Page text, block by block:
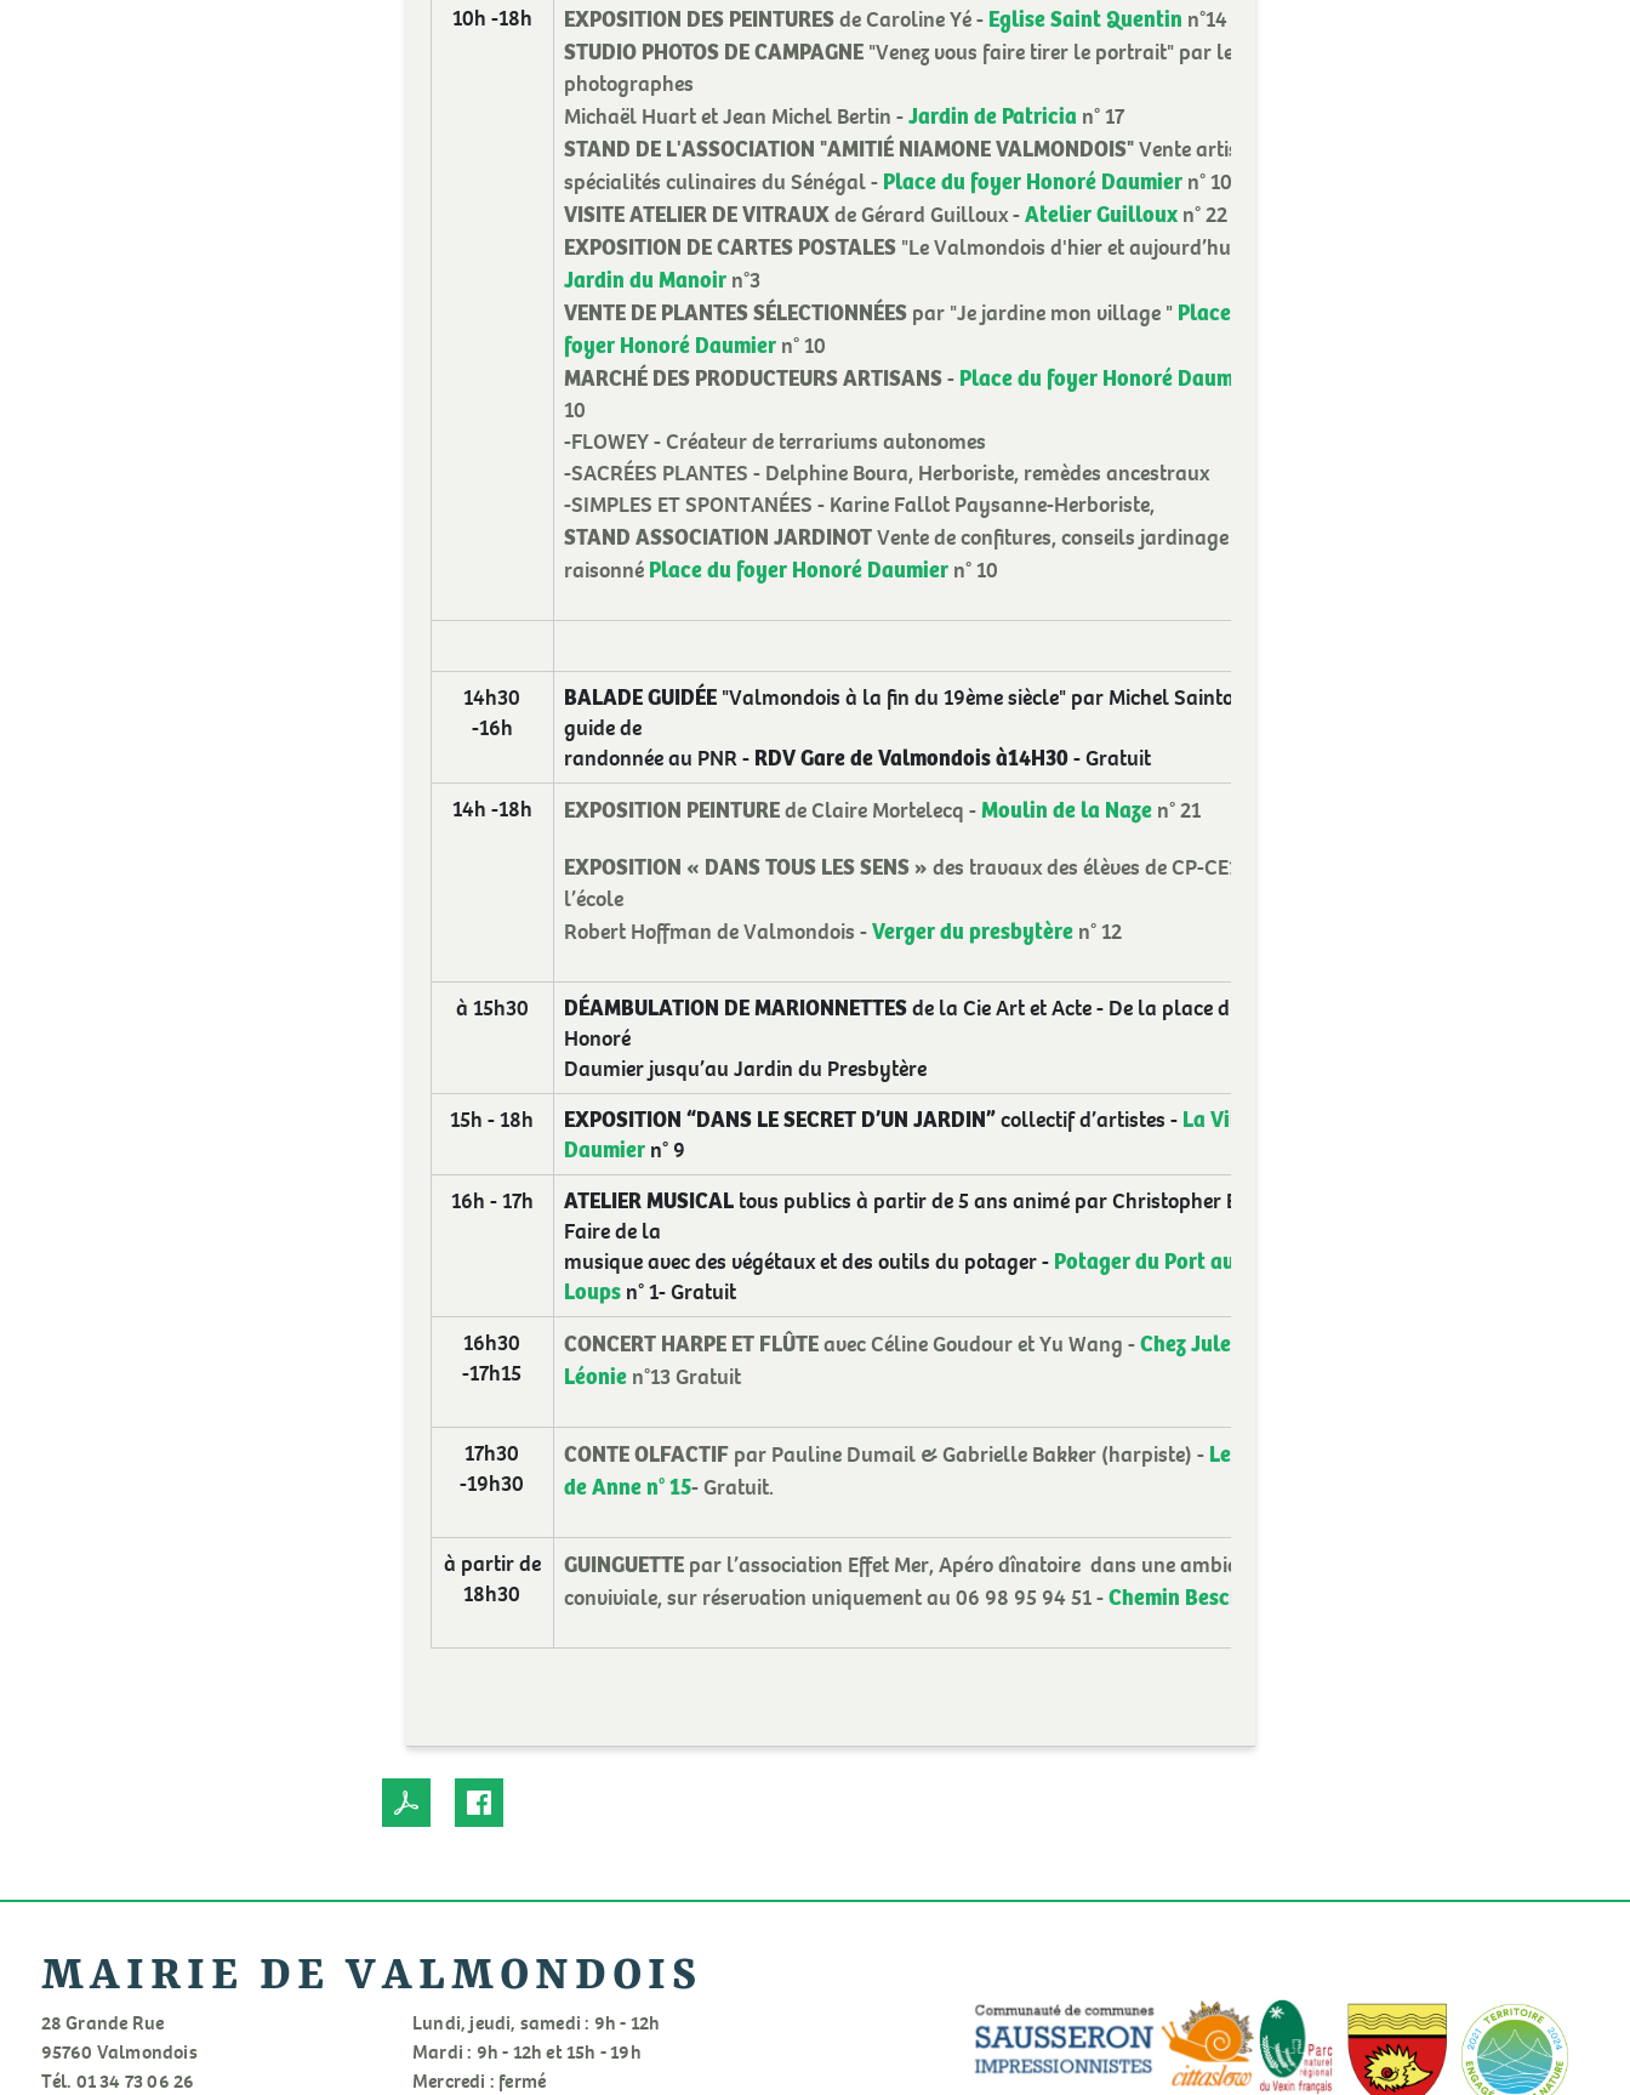
10h -18h
EXPOSITION DES PEINTURESde Caroline Yé - Eglise Saint Quentin n°14
STUDIO PHOTOS DE CAMPAGNE"Venez vous faire tirer le portrait" par les
photographes
Michaël Huart et Jean Michel Bertin -Jardin de Patricia n° 17
STAND DE L'ASSOCIATION "AMITIÉ NIAMONE VALMONDOIS"Vente artisanat,
spécialités culinaires du Sénégal - Place du foyer Honoré Daumiern° 10
VISITE ATELIER DE VITRAUXde Gérard Guilloux -Atelier Guillouxn° 22
EXPOSITION DE CARTES POSTALES"Le Valmondois d'hier et aujourd’hui"
Jardin du Manoirn°3
VENTE DE PLANTES SÉLECTIONNÉESpar "Je jardine mon village " Place du
foyer Honoré Daumiern° 10
MARCHÉ DES PRODUCTEURS ARTISANS- Place du foyer Honoré Daumier
10
-FLOWEY - Créateur de terrariums autonomes
-SACRÉES PLANTES - Delphine Boura, Herboriste, remèdes ancestraux
-SIMPLES ET SPONTANÉES - Karine Fallot Paysanne-Herboriste,
STAND ASSOCIATION JARDINOTVente de confitures, conseils jardinage
raisonné Place du foyer Honoré Daumiern° 10
14h30
-16h
BALADE GUIDÉE"Valmondois à la fin du 19ème siècle" par Michel Saintoul,
guide de
randonnée au PNR - RDV Gare de Valmondois à14H30- Gratuit
14h -18h
EXPOSITION PEINTUREde Claire Mortelecq -Moulin de la Nazen° 21
EXPOSITION « DANS TOUS LES SENS » des travaux des élèves de CP-CE1 de
l’école
Robert Hoffman de Valmondois -Verger du presbytèren° 12
à 15h30 DÉAMBULATION DE MARIONNETTESde la Cie Art et Acte - De la place du foyer
Honoré
Daumier jusqu’au Jardin du Presbytère
15h - 18h
EXPOSITION “DANS LE SECRET D’UN JARDIN”collectif d’artistes - La Villa
Daumiern° 9
16h - 17h
ATELIER MUSICALtous publics à partir de 5 ans animé par Christopher Brook.
Faire de la
musique avec des végétaux et des outils du potager - Potager du Port aux
Loupsn° 1- Gratuit
16h30
-17h15
CONCERT HARPE ET FLÛTEavec Céline Goudour et Yu Wang -Chez Jules et
Léonien°13 Gratuit
17h30
-19h30
CONTE OLFACTIFpar Pauline Dumail & Gabrielle Bakker (harpiste) - Le jardin
de Anne n° 15- Gratuit.
à partir de
18h30
GUINGUETTE par l’association Effet Mer, Apéro dînatoire dans une ambiance
conviviale, sur réservation uniquement au 06 98 95 94 51 -Chemin Bescherelle
MAIRIE DE VALMONDOIS
28 Grande Rue
95760 Valmondois
Tél. 01 34 73 06 26
Lundi, jeudi, samedi : 9h - 12h
Mardi : 9h - 12h et 15h - 19h
Mercredi : fermé